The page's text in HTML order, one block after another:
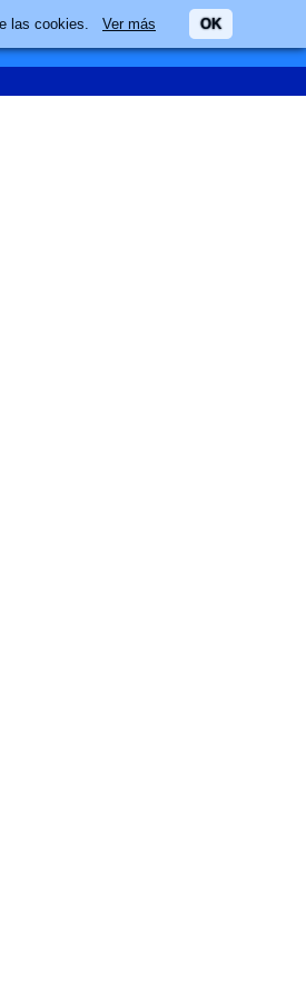
las cookies. Ver más OK